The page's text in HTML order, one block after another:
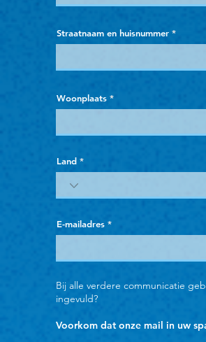
Straatnaam en huisnummer
Woonplaats
Land
E-mailadres
Bij alle verdere communicatie
ingevuld?
Voorkom dat onze mail in uw